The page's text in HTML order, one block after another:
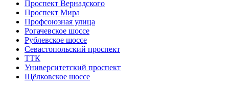
Проспект Вернадского
Проспект Мира
Профсоюзная улица
Рогачевское шоссе
Рублевское шоссе
Севастопольский проспект
ТТК
Университетский проспект
Щёлковское шоссе